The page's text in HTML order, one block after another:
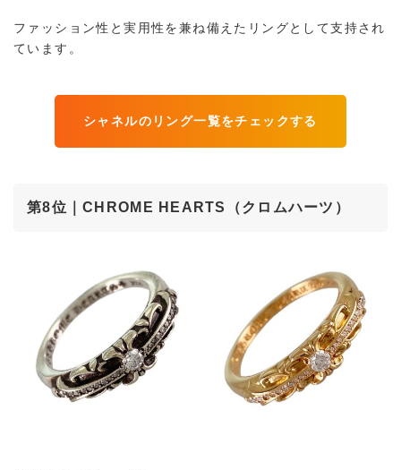
ファッション性と実用性を兼ね備えたリングとして支持され
ています。
シャネルのリング一覧をチェックする
第8位｜CHROME HEARTS（クロムハーツ）